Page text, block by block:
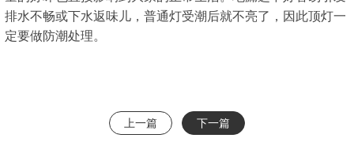
排水不畅或下水返味儿，普通灯受潮后就不亮了，因此顶灯一
定要做防潮处理。
上一篇 下一篇